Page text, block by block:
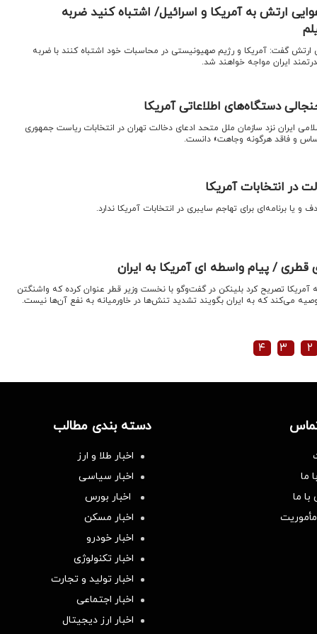
ارتش به آمریکا و اسرائیل/ اشتباه کنید ضربه
ارتش گفت: آمریکا و رژیم صهیونیستی در محاسبات خود اشتباه کنند با ضربه
ایران مواجه خواهند شد.
دستگاه‌های اطلاعاتی آمریکا
ایران نزد سازمان ملل متحد ادعای دخالت تهران در انتخابات ریاست جمهوری
در انتخابات آمریکا
و یا برنامه‌ای برای تهاجم سایبری در انتخابات آمریکا ندارد.
قطری / پیام واسطه ای آمریکا به ایران
آمریکا تصریح کرد بلینکن در گفت‌وگو با نخست وزیر قطر عنوان کرده که واشنگتن
می‌کند که به ایران بگویند تشدید تنش‌ها در خاورمیانه به نفع آن‌ها نیست.
۲ ۳ ۴
ما
ما
دسته بندی مطالب
اخبار طلا و ارز
اخبار سیاسی
اخبار بورس
اخبار مسکن
اخبار خودرو
اخبار تکنولوژی
اخبار تولید و تجارت
اخبار اجتماعی
اخبار ارز دیجیتال